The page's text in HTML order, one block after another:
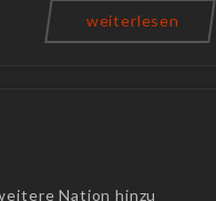
weiterlesen
Nation hinzu